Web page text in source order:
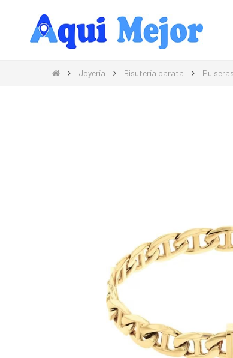
Compra Moda, Electrónica,
Joyería Bisutería barata